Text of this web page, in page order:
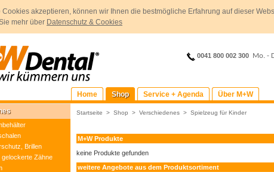
Cookies akzeptieren, können wir Ihnen die bestmögliche Erfahrung auf dieser
mehr über Datenschutz & Cookies
0041 800 002 300 Mo. -
Home Shop Service + Agenda Über M+W
Brillen
gelockerte Zähne
Startseite > Shop > Verschiedenes > Spielzeug für Kinder
M+W Produkte
keine Produkte gefunden
weitere Angebote aus dem Produktsortiment